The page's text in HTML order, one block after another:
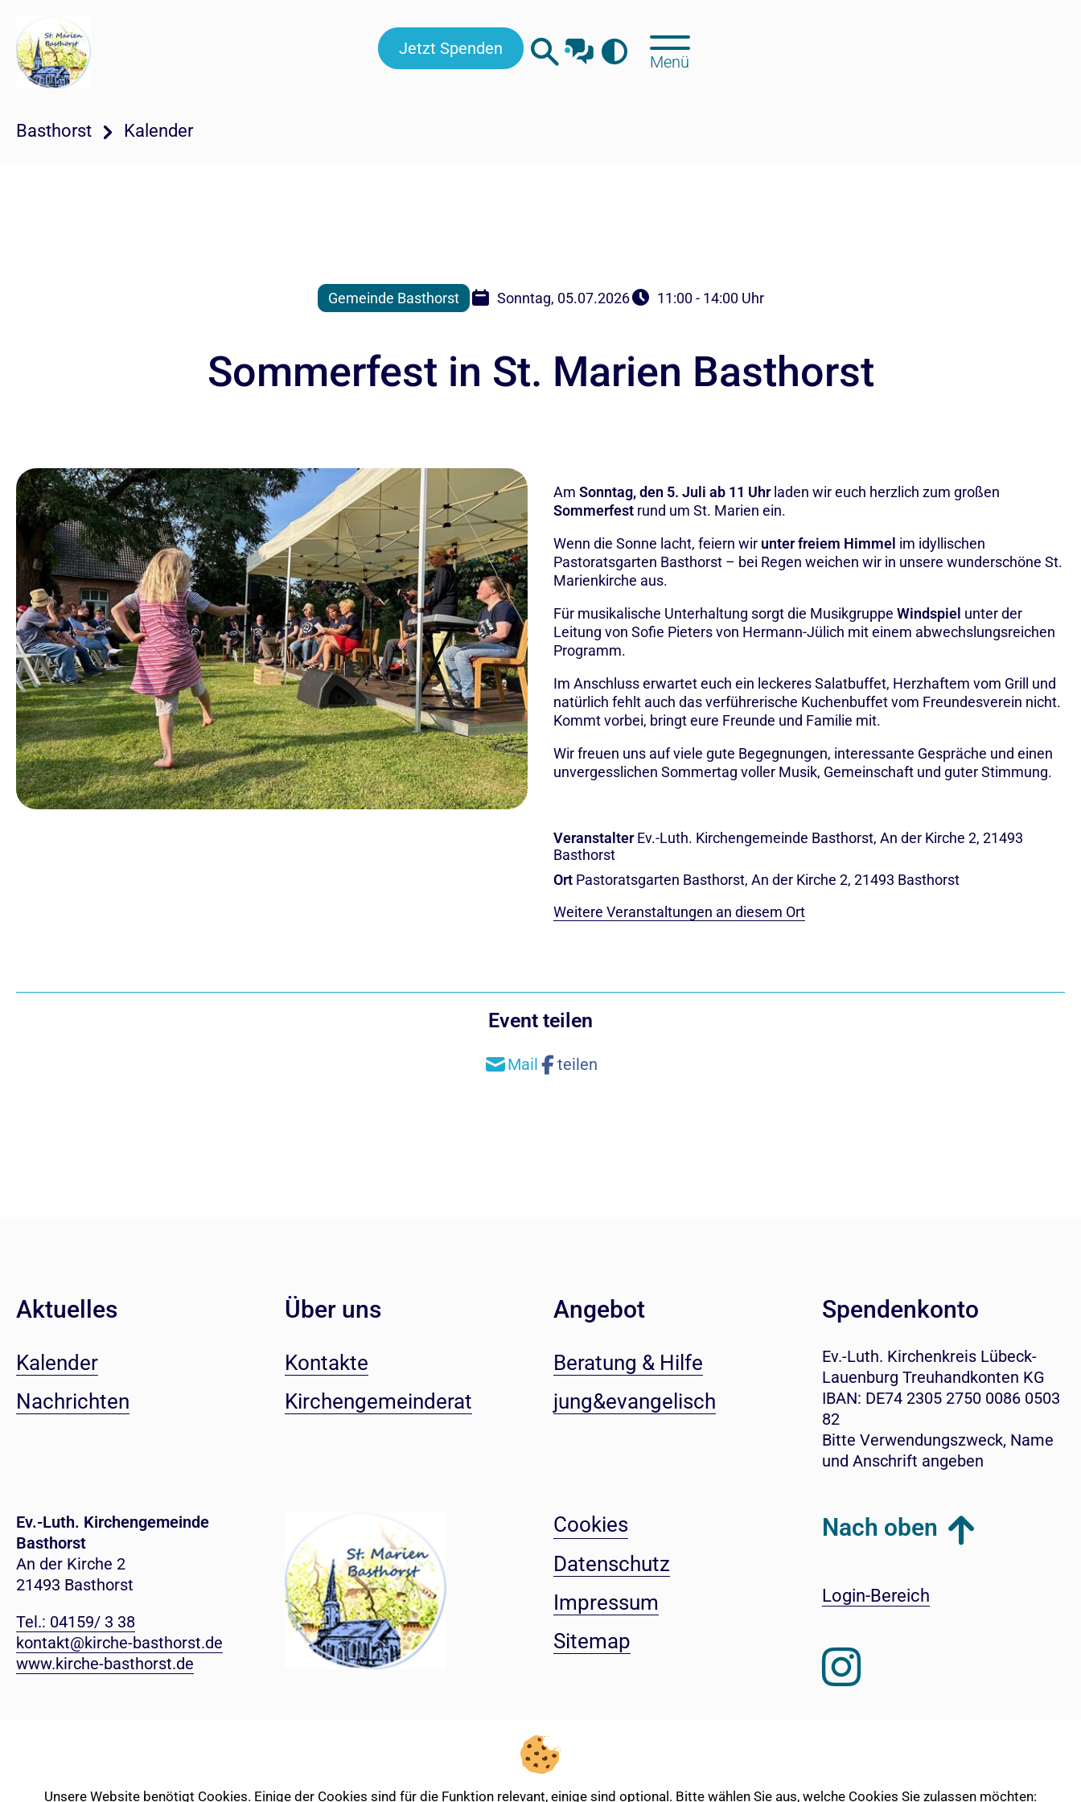
Jetzt Spenden
Menü
Basthorst Kalender
Gemeinde Basthorst Sonntag, 05.07.2026 11:00 - 14:00 Uhr
Sommerfest in St. Marien Basthorst
Am Sonntag, den 5. Juli ab 11 Uhrladen wir euch herzlich zum großen
Sommerfest rund um St. Marien ein.
Wenn die Sonne lacht, feiern wir unter freiem Himmel im idyllischen
Pastoratsgarten Basthorst – bei Regen weichen wir in unsere wunderschöne St.
Marienkirche aus.
Für musikalische Unterhaltung sorgt die Musikgruppe Windspiel unter der
Leitung von Sofie Pieters von Hermann-Jülich mit einem abwechslungsreichen
Programm.
Im Anschluss erwartet euch ein leckeres Salatbuffet, Herzhaftem vom Grill und
natürlich fehlt auch das verführerische Kuchenbuffet vom Freundesverein nicht.
Kommt vorbei, bringt eure Freunde und Familie mit.
Wir freuen uns auf viele gute Begegnungen, interessante Gespräche und einen
unvergesslichen Sommertag voller Musik, Gemeinschaft und guter Stimmung.
Veranstalter Ev.-Luth. Kirchengemeinde Basthorst, An der Kirche 2, 21493
Basthorst
Ort Pastoratsgarten Basthorst, An der Kirche 2, 21493 Basthorst
Weitere Veranstaltungen an diesem Ort
Event teilen
Aktuelles
Kalender
Nachrichten
Über uns
Kontakte
Kirchengemeinderat
Angebot
Beratung & Hilfe
jung&evangelisch
Spendenkonto
Ev.-Luth. Kirchenkreis Lübeck-
Lauenburg Treuhandkonten KG
IBAN: DE74 2305 2750 0086 0503
82
Bitte Verwendungszweck, Name
und Anschrift angeben
Ev.-Luth. Kirchengemeinde
Basthorst
An der Kirche 2
21493 Basthorst
Tel.: 04159/ 3 38
kontakt@kirche-basthorst.de
www.kirche-basthorst.de
Cookies
Datenschutz
Impressum
Sitemap
Nach oben
Login-Bereich
Unsere Website benötigt Cookies. Einige der Cookies sind für die Funktion relevant, einige sind optional. Bitte wählen Sie aus, welche Cookies Sie zulassen möchten: